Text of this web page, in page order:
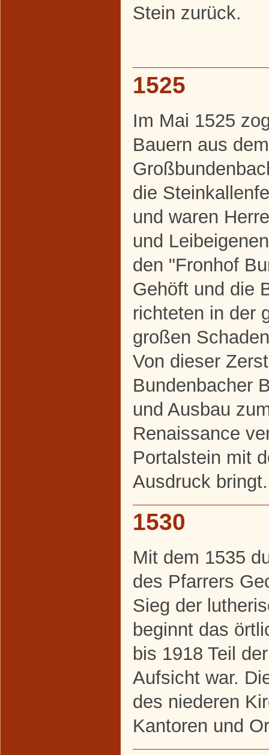
Stein zurück.
1525
Im Mai 1525
Bauern aus
die
und waren
und
den "Fronhof
Gehöft und die
richteten in der
großen
Von dieser
Bundenbacher
und Ausbau
Renaissance
Portalstein mit
Ausdruck bringt.
1530
Mit dem 1535
des Pfarrers
Sieg der
beginnt das
bis 1918 Teil
Aufsicht war.
des niederen
Kantoren und